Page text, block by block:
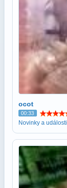
ocot
00:33
Novinky a události